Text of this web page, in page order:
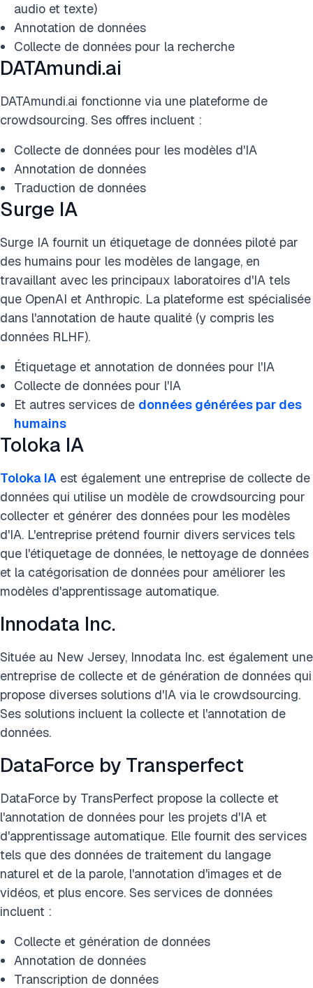
audio et texte)
Annotation de données
Collecte de données pour la recherche
DATAmundi.ai
DATAmundi.ai fonctionne via une plateforme de
crowdsourcing. Ses offres incluent :
Collecte de données pour les modèles d'IA
Annotation de données
Traduction de données
Surge IA
Surge IA fournit un étiquetage de données piloté par
des humains pour les modèles de langage, en
travaillant avec les principaux laboratoires d'IA tels
que OpenAI et Anthropic. La plateforme est spécialisée
dans l'annotation de haute qualité (y compris les
données RLHF).
Étiquetage et annotation de données pour l'IA
Collecte de données pour l'IA
Et autres services de données générées par des
humains
Toloka IA
Toloka IA est également une entreprise de collecte de
données qui utilise un modèle de crowdsourcing pour
collecter et générer des données pour les modèles
d'IA. L'entreprise prétend fournir divers services tels
que l'étiquetage de données, le nettoyage de données
et la catégorisation de données pour améliorer les
modèles d'apprentissage automatique.
Innodata Inc.
Située au New Jersey, Innodata Inc. est également une
entreprise de collecte et de génération de données qui
propose diverses solutions d'IA via le crowdsourcing.
Ses solutions incluent la collecte et l'annotation de
données.
DataForce by Transperfect
DataForce by TransPerfect propose la collecte et
l'annotation de données pour les projets d'IA et
d'apprentissage automatique. Elle fournit des services
tels que des données de traitement du langage
naturel et de la parole, l'annotation d'images et de
vidéos, et plus encore. Ses services de données
incluent :
Collecte et génération de données
Annotation de données
Transcription de données